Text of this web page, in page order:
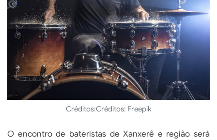
Créditos:Créditos: Freepik
O encontro de bateristas de Xanxerê e região será